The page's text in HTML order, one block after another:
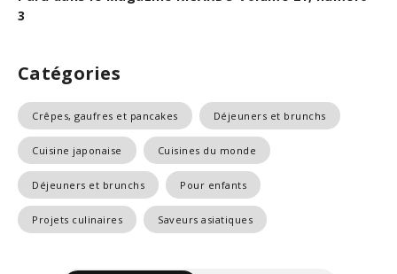
3
Catégories
Crêpes, gaufres et pancakes Déjeuners et brunchs
Cuisine japonaise Cuisines du monde
Déjeuners et brunchs Pour enfants
Projets culinaires Saveurs asiatiques